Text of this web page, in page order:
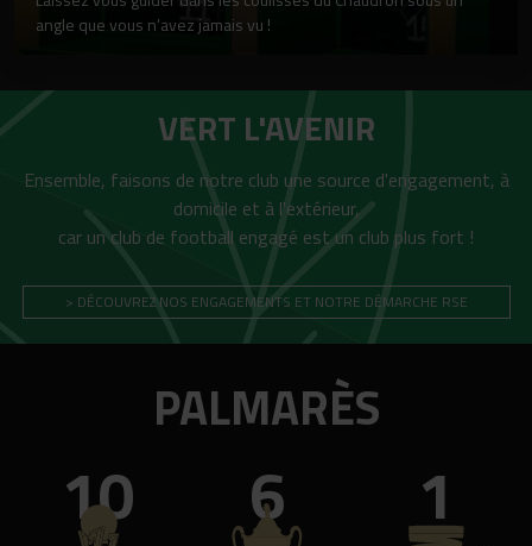
angle que vous n’avez jamais vu !
VERT L'AVENIR
Ensemble, faisons de notre club une source d'engagement, à
domicile et à l'extérieur,
car un club de football engagé est un club plus fort !
> DÉCOUVREZ NOS ENGAGEMENTS ET NOTRE DÉMARCHE RSE
PALMARÈS
10 6 1